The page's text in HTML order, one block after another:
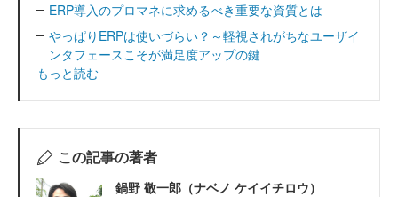
ERP導入のプロマネに求めるべき重要な資質とは
やっぱりERPは使いづらい？～軽視されがちなユーザイ
ンタフェースこそが満足度アップの鍵
もっと読む
この記事の著者
鍋野 敬一郎（ナベノ ケイイチロウ）